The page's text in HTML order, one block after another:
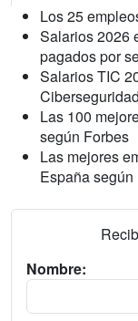
Los 25
Salarios 2026
pagados por
Salarios TIC
Las 100
según Forbes
Las mejores
España según
Nombre: